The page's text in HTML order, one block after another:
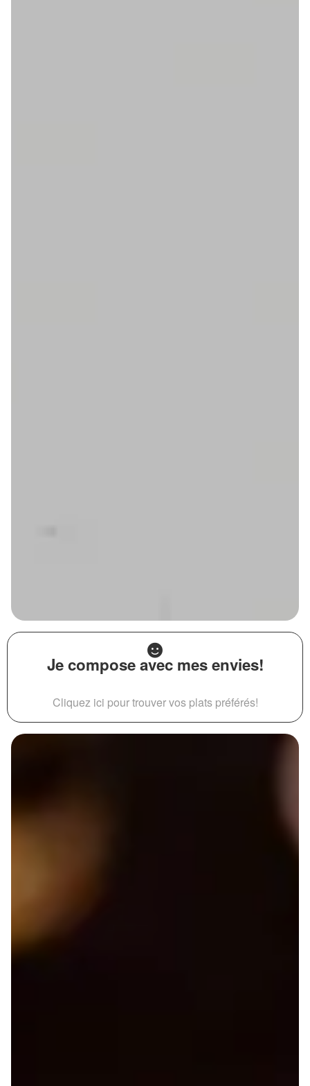
Je compose avec mes envies!
Cliquez ici pour trouver vos plats préférés!